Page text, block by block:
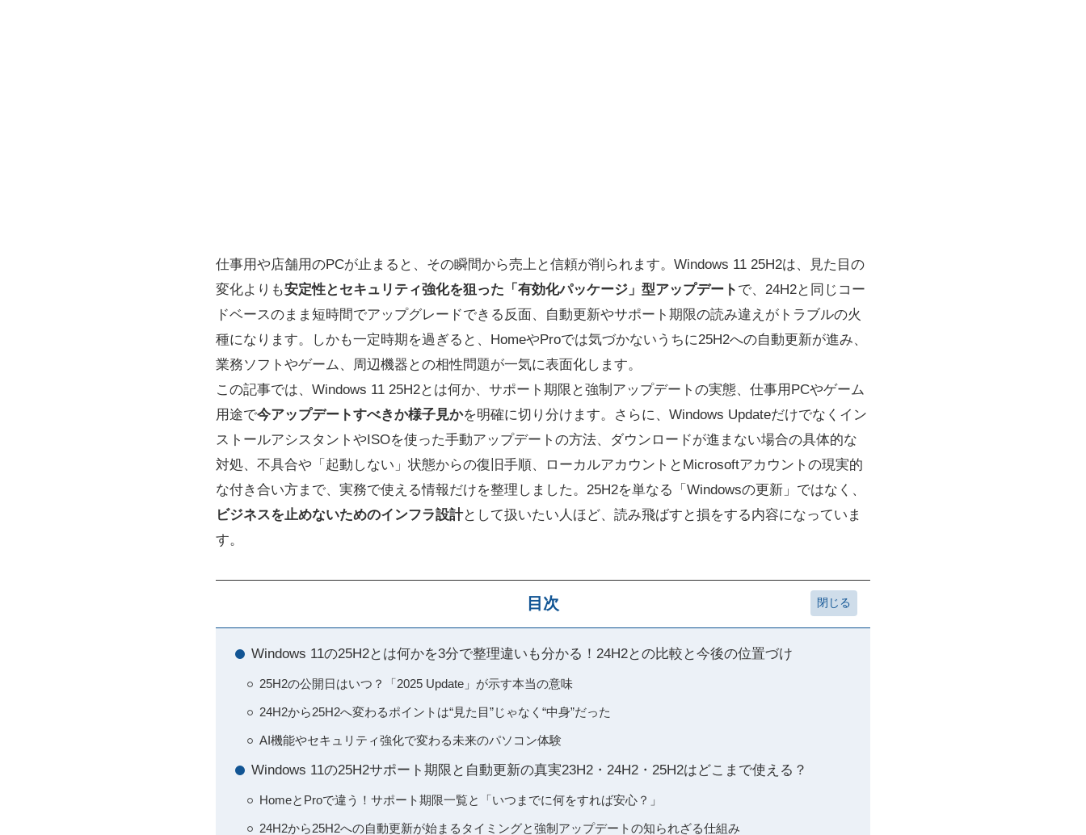
仕事用や店舗用のPCが止まると、その瞬間から売上と信頼が削られます。Windows 11 25H2は、見た目の
変化よりも安定性とセキュリティ強化を狙った「有効化パッケージ」型アップデート で、24H2と同じコー
ドベースのまま短時間でアップグレードできる反面、自動更新やサポート期限の読み違えがトラブルの火
種になります。しかも一定時期を過ぎると、HomeやProでは気づかないうちに25H2への自動更新が進み、
業務ソフトやゲーム、周辺機器との相性問題が一気に表面化します。
この記事では、Windows 11 25H2とは何か、サポート期限と強制アップデートの実態、仕事用PCやゲーム
用途で今アップデートすべきか様子見かを明確に切り分けます。さらに、Windows Updateだけでなくイン
ストールアシスタントやISOを使った手動アップデートの方法、ダウンロードが進まない場合の具体的な
対処、不具合や「起動しない」状態からの復旧手順、ローカルアカウントとMicrosoftアカウントの現実的
な付き合い方まで、実務で使える情報だけを整理しました。25H2を単なる「Windowsの更新」ではなく、
ビジネスを止めないためのインフラ設計として扱いたい人ほど、読み飛ばすと損をする内容になっていま
す。
目次
Windows 11の25H2とは何かを3分で整理違いも分かる！24H2との比較と今後の位置づけ
25H2の公開日はいつ？「2025 Update」が示す本当の意味
24H2から25H2へ変わるポイントは“見た目”じゃなく“中身”だった
AI機能やセキュリティ強化で変わる未来のパソコン体験
Windows 11の25H2サポート期限と自動更新の真実23H2・24H2・25H2はどこまで使える？
HomeとProで違う！サポート期限一覧と「いつまでに何をすれば安心？」
24H2から25H2への自動更新が始まるタイミングと強制アップデートの知られざる仕組み